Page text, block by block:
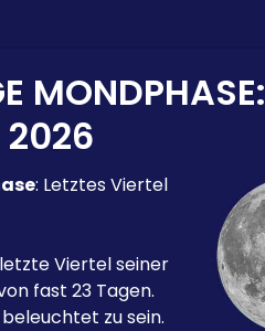
MONDPHASE:
2026
: Letztes Viertel
Viertel seiner
fast 23 Tagen.
zu sein.